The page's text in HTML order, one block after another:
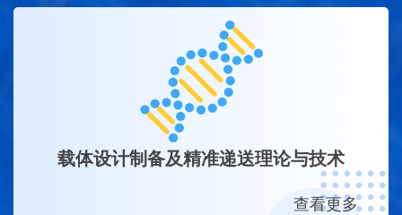
载体设计制备及精准递送理论与技术
查看更多